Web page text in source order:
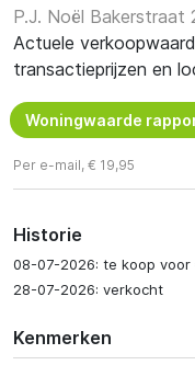
P.J. Noël Bakerstraat
Actuele
transactieprijzen en
Woningwaarde
Per e-mail, € 19,95
Historie
08-07-2026: te koop voor
28-07-2026: verkocht
Kenmerken